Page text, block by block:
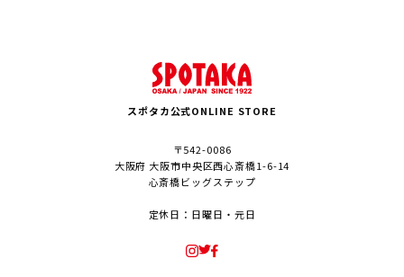
スポタカ公式ONLINE STORE
〒542-0086
大阪府 大阪市中央区西心斎橋1-6-14
心斎橋ビッグステップ
定休日：日曜日・元日